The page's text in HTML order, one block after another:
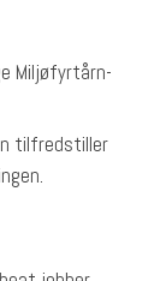
Miljøfyrtårn-
tilfredstiller